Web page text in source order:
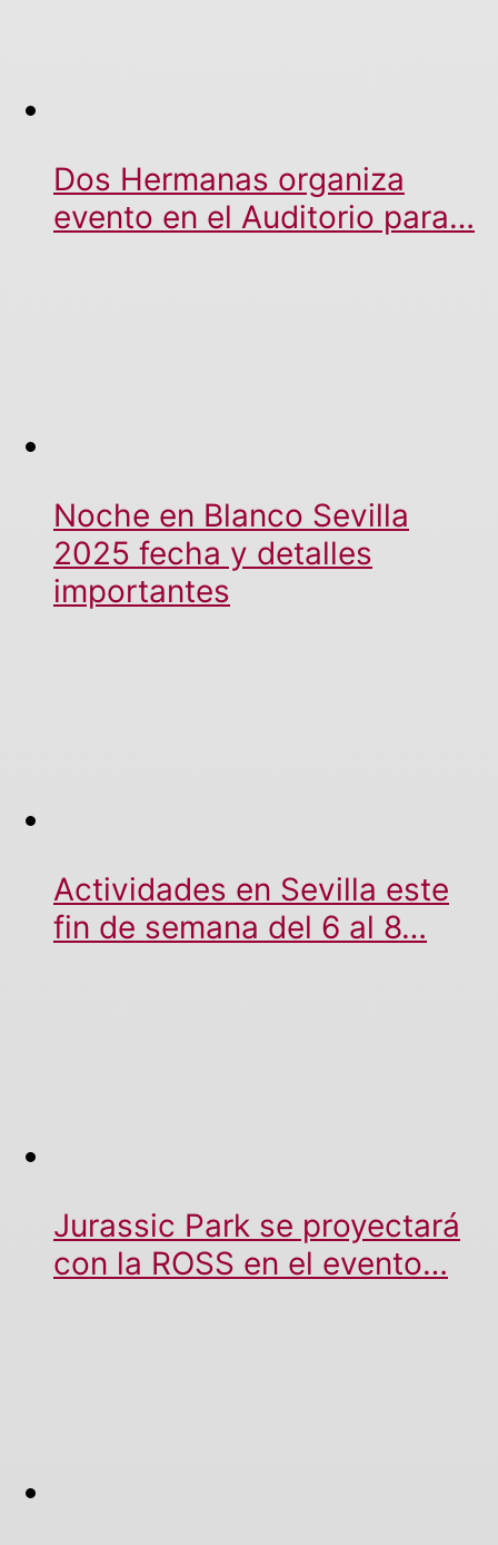
Dos Hermanas organiza
evento en el Auditorio para…
Noche en Blanco Sevilla
2025 fecha y detalles
importantes
Actividades en Sevilla este
fin de semana del 6 al 8…
Jurassic Park se proyectará
con la ROSS en el evento…